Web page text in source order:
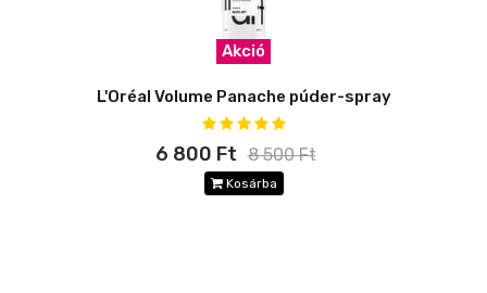
Akció
L'Oréal Volume Panache púder-spray
6 800 Ft 8 500 Ft
Kosárba